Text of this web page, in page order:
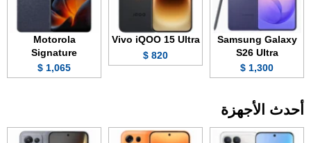
Samsung Galaxy
S26 Ultra
1,300 $
Vivo iQOO 15 Ultra
820 $
Motorola
Signature
1,065 $
أحدث الأجهزة